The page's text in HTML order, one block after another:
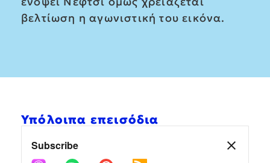
βελτίωση η αγωνιστική του εικόνα.
Υπόλοιπα επεισόδια